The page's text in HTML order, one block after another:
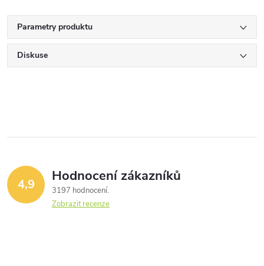
Parametry produktu
Diskuse
4,9 Hodnocení zákazníků
3197 hodnocení
Zobrazit recenze